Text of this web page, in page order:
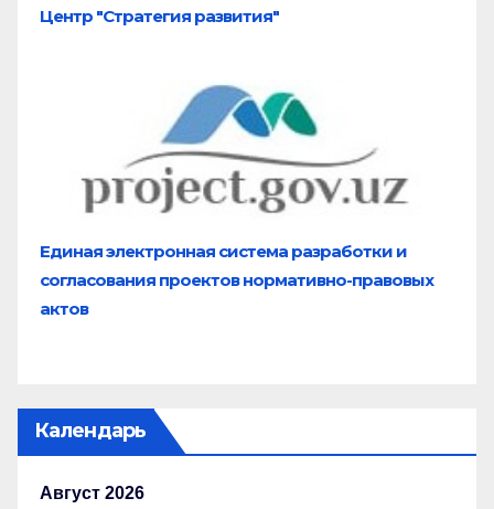
Центр "Стратегия развития"
Единая электронная система разработки и
согласования проектов нормативно-правовых
актов
Календарь
Август 2026